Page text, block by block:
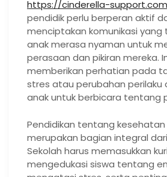
https://cinderella-
pendidik perlu berperan aktif
menciptakan komunikasi yang
anak merasa nyaman untuk
perasaan dan pikiran mereka.
memberikan perhatian pada
stres atau perubahan perilaku
anak untuk berbicara tentang
Pendidikan tentang
merupakan bagian integral
Sekolah harus memasukkan
mengedukasi siswa tentang